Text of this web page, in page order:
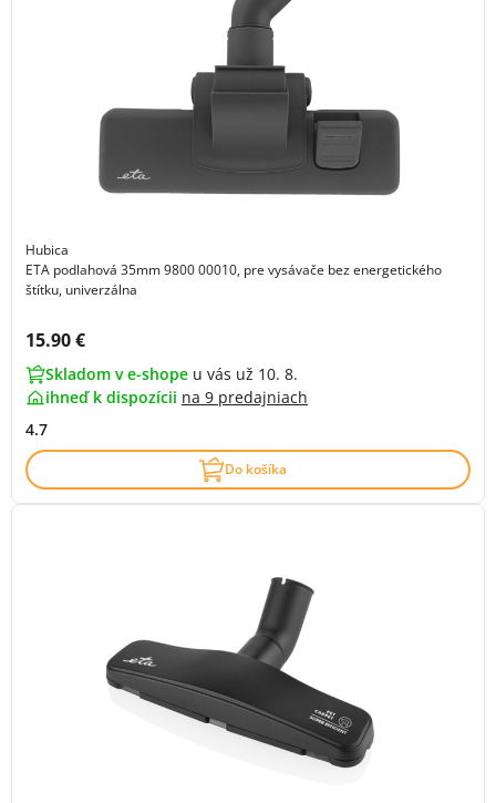
Hubica
ETA podlahová 35mm 9800 00010, pre vysávače bez energetického
štítku, univerzálna
Cena s DPH:
15.90 €
Skladom v e-shope u vás už 10. 8.
ihneď k dispozícii na 9 predajniach
4.7
Do košíka